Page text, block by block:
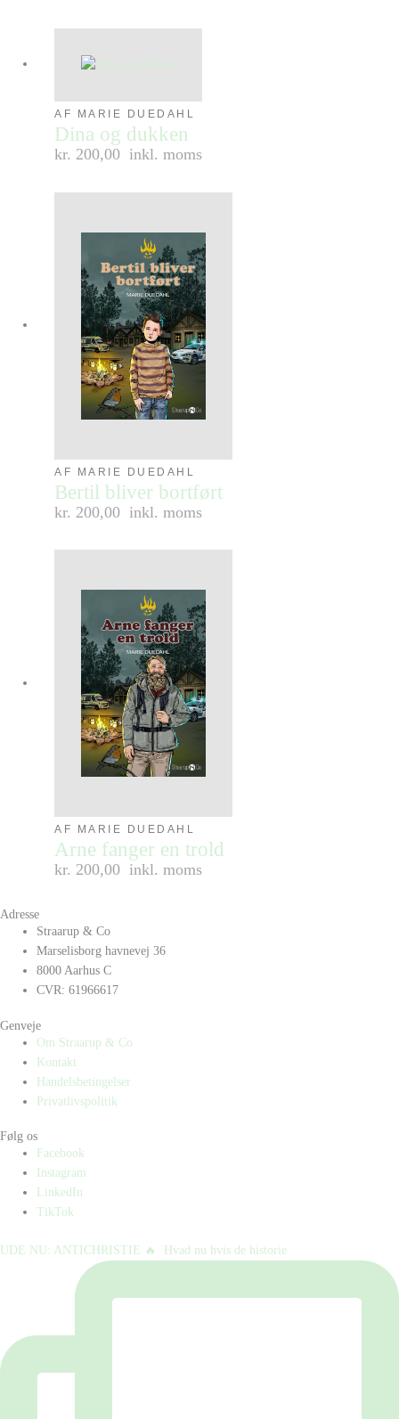
AF MARIE DUEDAHL
Dina og dukken
kr. 200,00 inkl. moms
AF MARIE DUEDAHL
Bertil bliver bortført
kr. 200,00 inkl. moms
AF MARIE DUEDAHL
Arne fanger en trold
kr. 200,00 inkl. moms
Adresse
Straarup & Co
Marselisborg havnevej 36
8000 Aarhus C
CVR: 61966617
Genveje
Om Straarup & Co
Kontakt
Handelsbetingelser
Privatlivspolitik
Følg os
Facebook
Instagram
LinkedIn
TikTok
UDE NU: ANTICHRISTIE 🔥⁠ ⁠ Hvad nu hvis de historie